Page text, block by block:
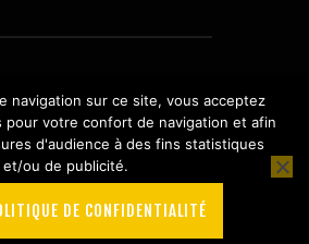
Confidentialité–Plan de
navigation sur ce site, vous acceptez
pour votre confort de navigation et afin
d'audience à des fins statistiques
et/ou de publicité.
DE CONFIDENTIALITÉ